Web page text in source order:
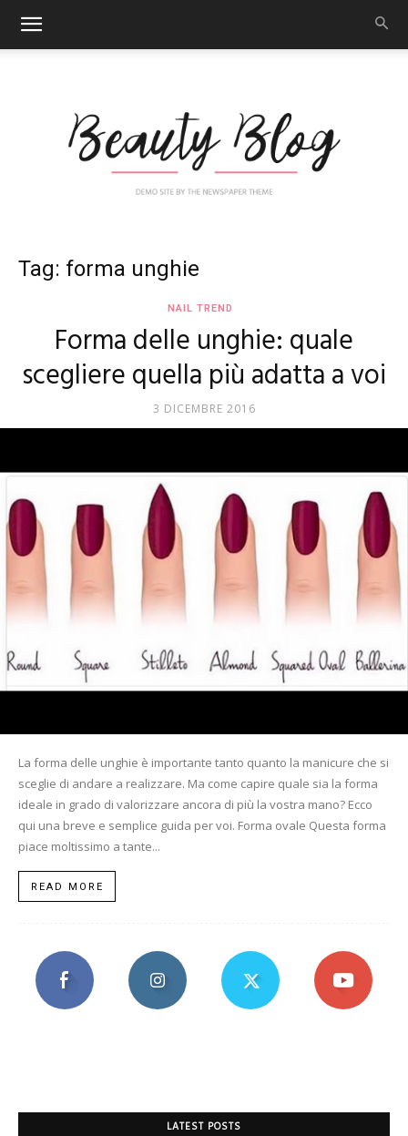
Art
Mania
Tag: forma unghie
NAIL TREND
Forma delle unghie: quale
scegliere quella più adatta a voi
3 DICEMBRE 2016
La forma delle unghie è importante tanto quanto la manicure che si
sceglie di andare a realizzare. Ma come capire quale sia la forma
ideale in grado di valorizzare ancora di più la vostra mano? Ecco
qui una breve e semplice guida per voi. Forma ovale Questa forma
piace moltissimo a tante...
READ MORE
LATEST POSTS